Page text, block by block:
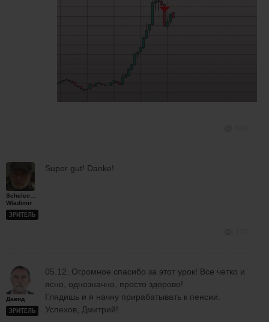
Schelechow
Wladimir
ЗРИТЕЛЬ
Super gut! Danke!
Давид
ЗРИТЕЛЬ
05.12. Огромное спасибо за этот урок! Все четко и
ясно, однозначно, просто здорово!
Глядишь и я начну прирабатывать к пенсии.
Успехов, Дмитрий!